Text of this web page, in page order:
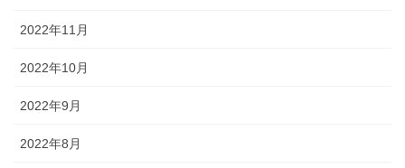
2022年11月
2022年10月
2022年9月
2022年8月